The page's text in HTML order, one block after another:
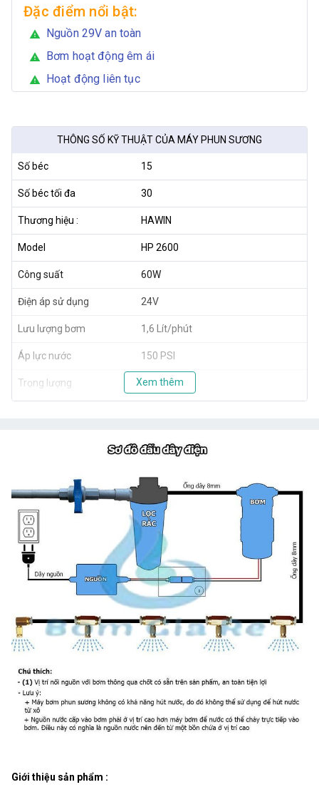
Đặc điểm nổi bật:
warning Nguồn 29V an toàn
warning Bơm hoạt động êm ái
warning Hoạt động liên tục
THÔNG SỐ KỸ THUẬT CỦA MÁY PHUN SƯƠNG
Số béc 15
Số béc tối đa 30
Thương hiệu : HAWIN
Model HP 2600
Công suất 60W
Điện áp sử dụng 24V
Lưu lượng bơm 1,6 Lít/phút
Áp lực nước 150 PSI
Trọng lượng 1,8kg
Xem thêm
Giới thiệu sản phẩm :